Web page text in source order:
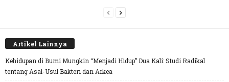
Artikel Lainnya
Kehidupan di Bumi Mungkin “Menjadi Hidup” Dua Kali: Studi Radikal
tentang Asal-Usul Bakteri dan Arkea